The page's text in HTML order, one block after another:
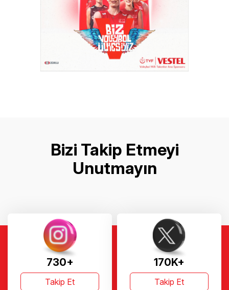
Bizi Takip Etmeyi
Unutmayın
730+
Takip Et
170K+
Takip Et